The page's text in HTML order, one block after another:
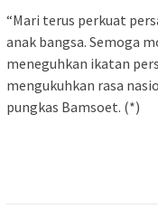
“Mari terus perkuat
anak bangsa. Semoga
meneguhkan ikatan
mengukuhkan rasa
pungkas Bamsoet. (*)